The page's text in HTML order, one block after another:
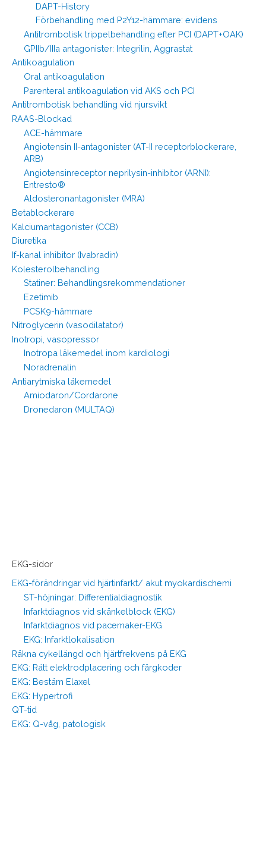
DAPT-History
Förbehandling med P2Y12-hämmare: evidens
Antitrombotisk trippelbehandling efter PCI (DAPT+OAK)
GPIIb/IIIa antagonister: Integrilin, Aggrastat
Antikoagulation
Oral antikoagulation
Parenteral antikoagulation vid AKS och PCI
Antitrombotisk behandling vid njursvikt
RAAS-Blockad
ACE-hämmare
Angiotensin II-antagonister (AT-II receptorblockerare,
ARB)
Angiotensinreceptor neprilysin-inhibitor (ARNI):
Entresto®
Aldosteronantagonister (MRA)
Betablockerare
Kalciumantagonister (CCB)
Diuretika
If-kanal inhibitor (Ivabradin)
Kolesterolbehandling
Statiner: Behandlingsrekommendationer
Ezetimib
PCSK9-hämmare
Nitroglycerin (vasodilatator)
Inotropi, vasopressor
Inotropa läkemedel inom kardiologi
Noradrenalin
Antiarytmiska läkemedel
Amiodaron/Cordarone
Dronedaron (MULTAQ)
EKG-sidor
EKG-förändringar vid hjärtinfarkt/ akut myokardischemi
ST-höjningar: Differentialdiagnostik
Infarktdiagnos vid skänkelblock (EKG)
Infarktdiagnos vid pacemaker-EKG
EKG: Infarktlokalisation
Räkna cykellängd och hjärtfrekvens på EKG
EKG: Rätt elektrodplacering och färgkoder
EKG: Bestäm Elaxel
EKG: Hypertrofi
QT-tid
EKG: Q-våg, patologisk